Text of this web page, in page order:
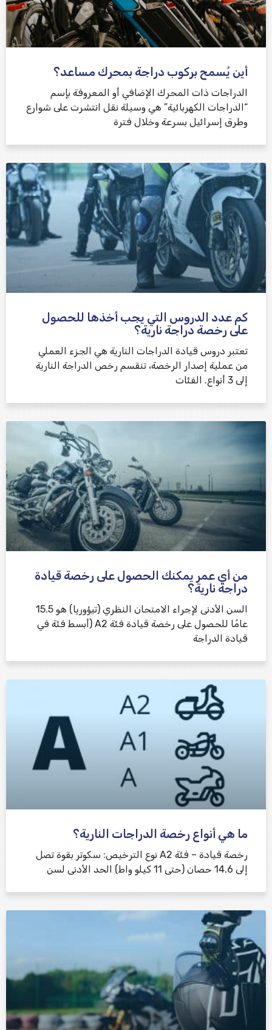
أين يُسمح بركوب دراجة بمحرك مساعد؟
الدراجات ذات المحرك الإضافي أو المعروفة بإسم
“الدراجات الكهربائية” هي وسيلة نقل انتشرت على شوارع
وطرق إسرائيل بسرعة وخلال فترة
كم عدد الدروس التي يجب أخذها للحصول
على رخصة دراجة نارية؟
تعتبر دروس قيادة الدراجات النارية هي الجزء العملي
من عملية إصدار الرخصة، تنقسم رخص الدراجة النارية
إلى 3 أنواع. الفئات
من أي عمر يمكنك الحصول على رخصة قيادة
دراجة نارية؟
السن الأدنى لإجراء الامتحان النظري (تيؤوريا) هو 15.5
عامًا للحصول على رخصة قيادة فئة A2 (أبسط فئة في
قيادة الدراجة
ما هي أنواع رخصة الدراجات النارية؟
رخصة قيادة – فئة A2 نوع الترخيص: سكوتر بقوة تصل
إلى 14.6 حصان (حتى 11 كيلو واط) الحد الأدنى لسن